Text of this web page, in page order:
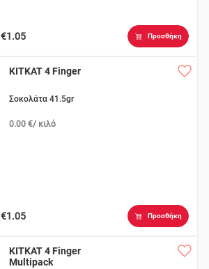
€1.05 Προσθήκη
KITKAT 4 Finger
Σοκολάτα 41.5gr
0.00 €/ κιλό
€1.05 Προσθήκη
KITKAT 4 Finger
Multipack